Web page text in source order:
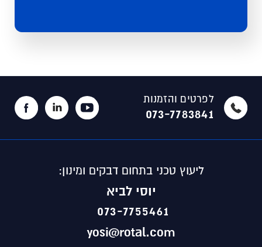
לפרטים והזמנות
073-7783841
ליעוץ טכני בתחום דבקים ומינון:
יוסי לביא
073-7755461
yosi@rotal.com